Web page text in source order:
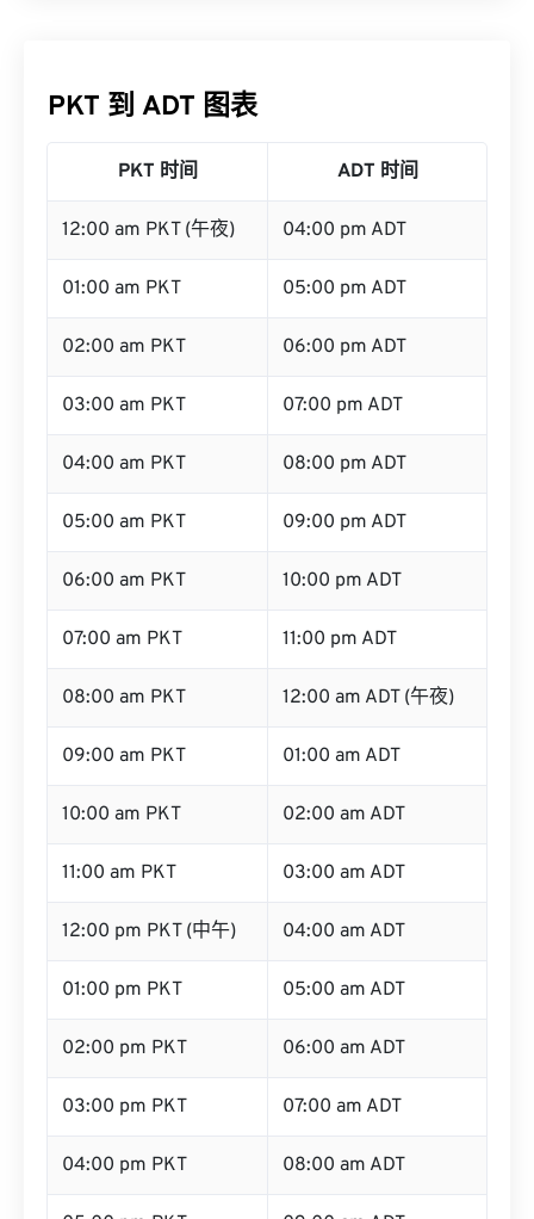
PKT 到 ADT 图表
PKT 时间 ADT 时间
12:00 am PKT (午夜) 04:00 pm ADT
01:00 am PKT 05:00 pm ADT
02:00 am PKT 06:00 pm ADT
03:00 am PKT 07:00 pm ADT
04:00 am PKT 08:00 pm ADT
05:00 am PKT 09:00 pm ADT
06:00 am PKT 10:00 pm ADT
07:00 am PKT 11:00 pm ADT
08:00 am PKT 12:00 am ADT (午夜)
09:00 am PKT 01:00 am ADT
10:00 am PKT 02:00 am ADT
11:00 am PKT 03:00 am ADT
12:00 pm PKT (中午) 04:00 am ADT
01:00 pm PKT 05:00 am ADT
02:00 pm PKT 06:00 am ADT
03:00 pm PKT 07:00 am ADT
04:00 pm PKT 08:00 am ADT